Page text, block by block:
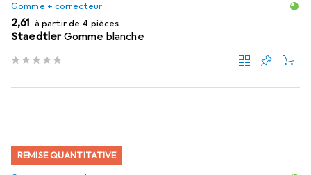
Gomme + correcteur
EUR
2,61 à partir de 4 pièces
StaedtlerGomme blanche
REMISE QUANTITATIVE